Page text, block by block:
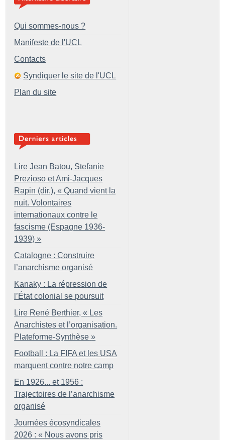
Qui sommes-nous ?
Manifeste de l'UCL
Contacts
Syndiquer le site de l'UCL
Plan du site
Lire Jean Batou, Stefanie
Prezioso et Ami-Jacques
Rapin (dir.), « Quand vient la
nuit. Volontaires
internationaux contre le
fascisme (Espagne 1936-
1939) »
Catalogne : Construire
l’anarchisme organisé
Kanaky : La répression de
l’État colonial se poursuit
Lire René Berthier, « Les
Anarchistes et l’organisation.
Plateforme-Synthèse »
Football : La FIFA et les USA
marquent contre notre camp
En 1926... et 1956 :
Trajectoires de l’anarchisme
organisé
Journées écosyndicales
2026 : « Nous avons pris